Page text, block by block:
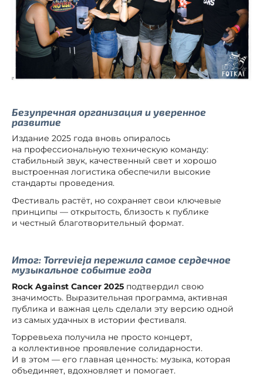
Безупречная организация и уверенное
развитие
Издание 2025 года вновь опиралось
на профессиональную техническую команду:
стабильный звук, качественный свет и хорошо
выстроенная логистика обеспечили высокие
стандарты проведения.
Фестиваль растёт, но сохраняет свои ключевые
принципы — открытость, близость к публике
и честный благотворительный формат.
Итог: Torrevieja пережила самое сердечное
музыкальное событие года
Rock Against Cancer 2025 подтвердил свою
значимость. Выразительная программа, активная
публика и важная цель сделали эту версию одной
из самых удачных в истории фестиваля.
Торревьеха получила не просто концерт,
а коллективное проявление солидарности.
И в этом — его главная ценность: музыка, которая
объединяет, вдохновляет и помогает.